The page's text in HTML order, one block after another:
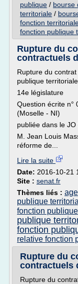
publique / bourse
territoriale /
fonction
fonction publique
Rupture du
contractuels
Rupture du
publique territoriale
14e législature
Question écrite n°
(Moselle - NI)
publiée dans le
M. Jean Louis
réforme de...
Lire la suite
Date: 2016-10-21
Site : senat.fr
Thèmes liés :
publique
fonction publique
publique
fonction
relative fonction
Rupture du
contractuels
Rupture du